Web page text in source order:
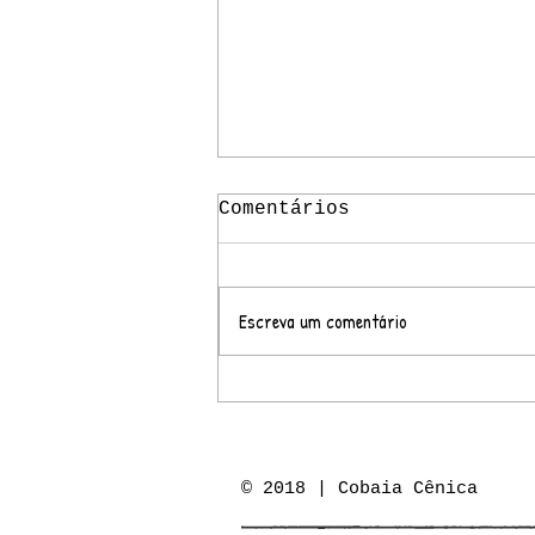
memória e resistência
Comentários
Escreva um comentário
© 2018 | Cobaia Cênica